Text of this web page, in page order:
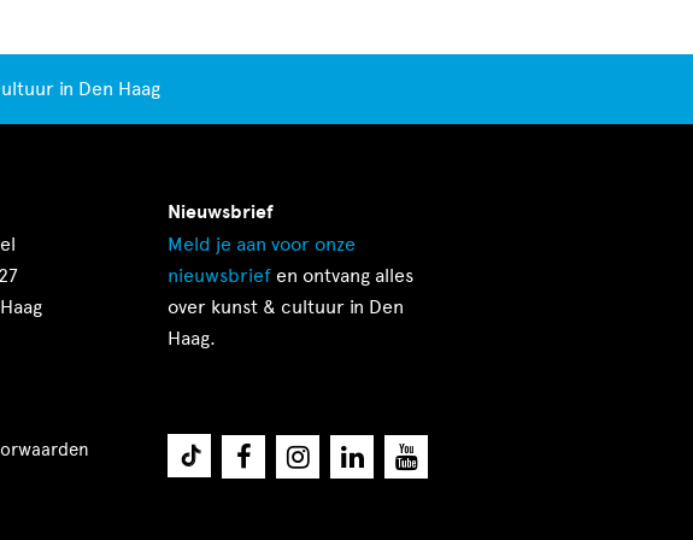
in Den Haag
Nieuwsbrief
Meld je aan voor onze
nieuwsbrief en ontvang alles
over kunst & cultuur in Den
Haag.